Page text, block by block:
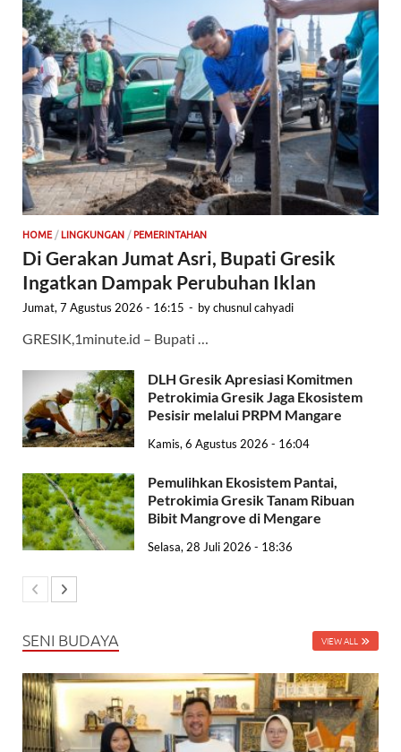
HOME / LINGKUNGAN / PEMERINTAHAN
Di Gerakan Jumat Asri, Bupati Gresik
Ingatkan Dampak Perubuhan Iklan
Jumat, 7 Agustus 2026 - 16:15 - bychusnul cahyadi
GRESIK,1minute.id – Bupati …
DLH Gresik Apresiasi Komitmen
Petrokimia Gresik Jaga Ekosistem
Pesisir melalui PRPM Mangare
Kamis, 6 Agustus 2026 - 16:04
Pemulihkan Ekosistem Pantai,
Petrokimia Gresik Tanam Ribuan
Bibit Mangrove di Mengare
Selasa, 28 Juli 2026 - 18:36
SENI BUDAYA VIEW ALL